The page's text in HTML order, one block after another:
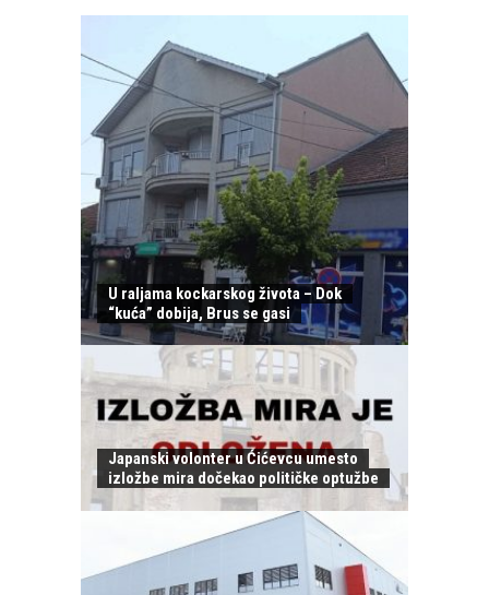
U raljama kockarskog života – Dok
“kuća” dobija, Brus se gasi
Japanski volonter u Ćićevcu umesto
izložbe mira dočekao političke optužbe